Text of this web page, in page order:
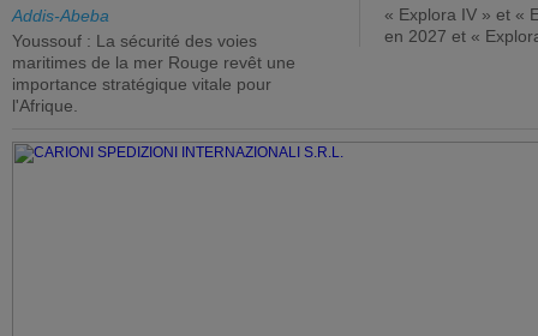
Addis-Abeba
Youssouf : La sécurité des voies
maritimes de la mer Rouge revêt une
importance stratégique vitale pour
l'Afrique.
« Explora IV » et «
en 2027 et «